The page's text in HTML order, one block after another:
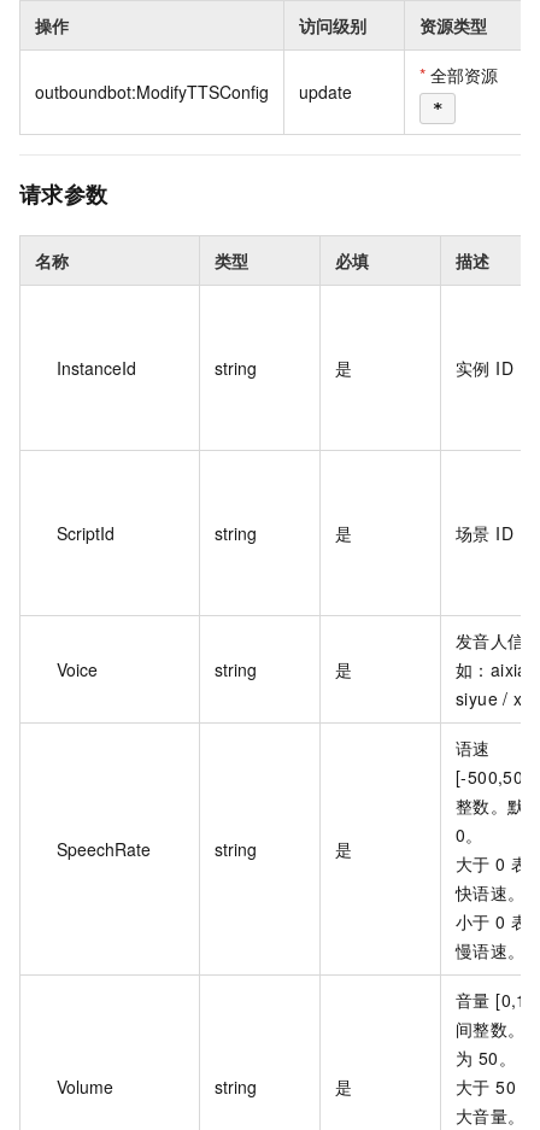
操作 访问级别 资源类型
outboundbot:ModifyTTSConfig update
* 全部资源
*
请求参数
名称 类型 必填 描述
InstanceId string 是 实例 ID
ScriptId string 是 场景 ID
Voice string 是
发音人信
如：aixia /
siyue /
SpeechRate string 是
语速
[-
整数。默
0。
大于 0 表
快语速。
小于 0 表
慢语速。
Volume string 是
音量
间整数。
为 50。
大于 50
大音量。